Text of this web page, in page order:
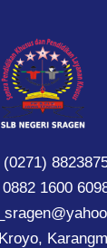
(0271)
0882 1600